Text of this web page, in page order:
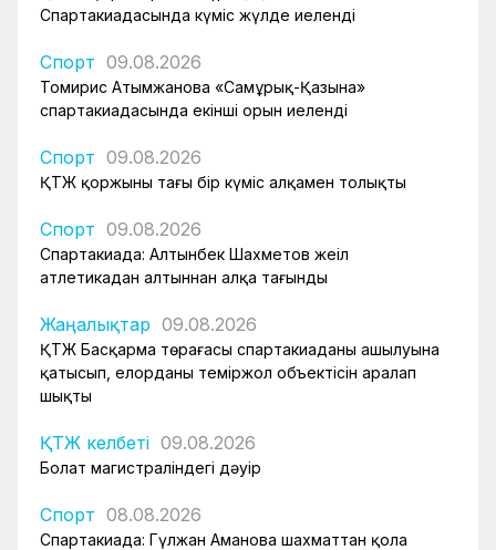
Спартакиадасында күміс жүлде иеленді
Спорт 09.08.2026
Томирис Атымжанова «Самұрық-Қазына»
спартакиадасында екінші орын иеленді
Спорт 09.08.2026
ҚТЖ қоржыны тағы бір күміс алқамен толықты
Спорт 09.08.2026
Спартакиада: Алтынбек Шахметов жеңіл
атлетикадан алтыннан алқа тағынды
Жаңалықтар 09.08.2026
ҚТЖ Басқарма төрағасы спартакиаданың ашылуына
қатысып, елорданың теміржол объектісін аралап
шықты
ҚТЖ келбеті 09.08.2026
Болат магистраліндегі дәуір
Спорт 08.08.2026
Спартакиада: Гүлжан Аманова шахматтан қола